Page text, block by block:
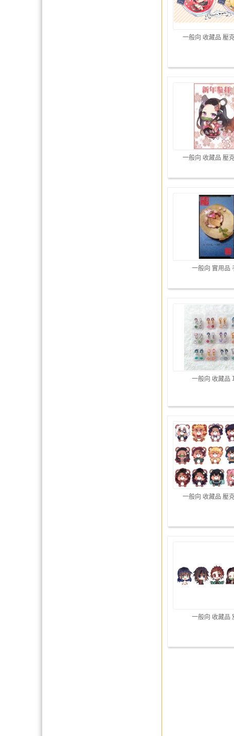
一般向 收藏品 壓
一般向 收藏品 壓
一般向 實用品
一般向 收藏品
一般向 收藏品 壓
一般向 收藏品